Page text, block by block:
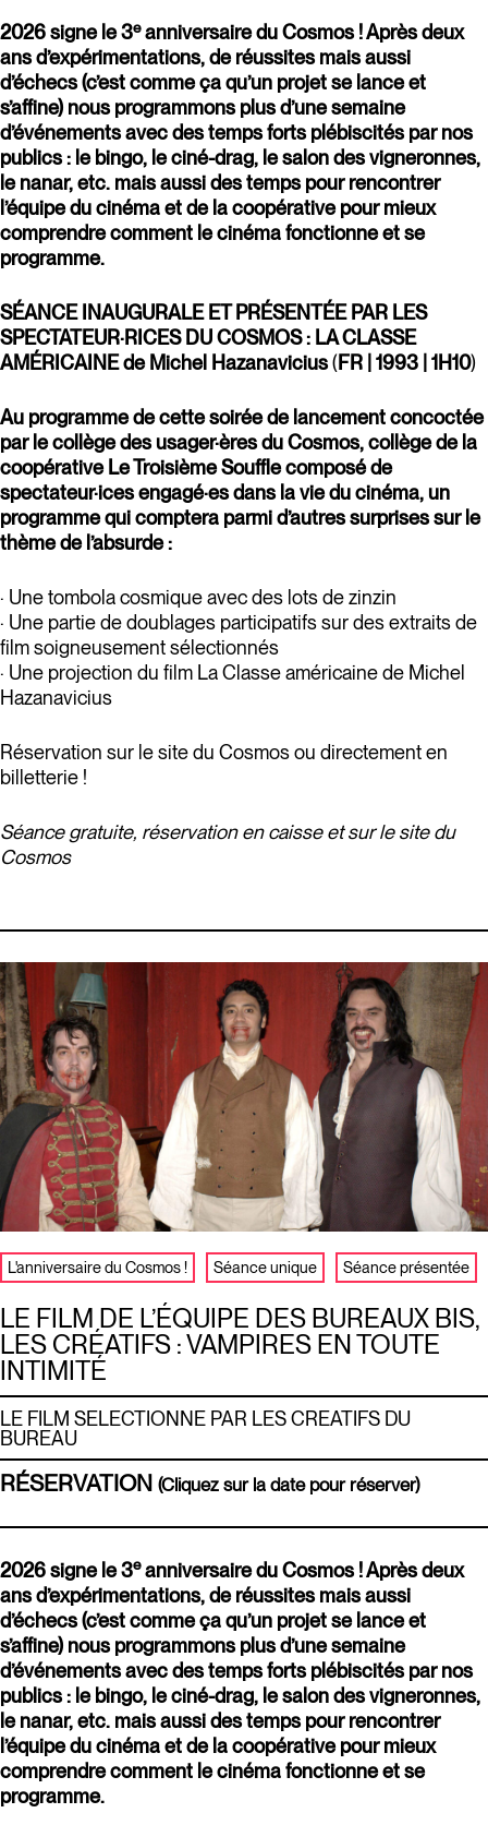
2026 signe le 3eanniversaire du Cosmos ! Après deux
ans d’expérimentations, de réussites mais aussi
d’échecs (c’est comme ça qu’un projet se lance et
s’affine) nous programmons plus d’une semaine
d’événements avec des temps forts plébiscités par nos
publics : le bingo, le ciné-drag, le salon des vigneronnes,
le nanar, etc. mais aussi des temps pour rencontrer
l’équipe du cinéma et de la coopérative pour mieux
comprendre comment le cinéma fonctionne et se
programme.
SÉANCE INAUGURALE ET PRÉSENTÉE PAR LES
SPECTATEUR·RICES DU COSMOS : LA CLASSE
AMÉRICAINEde Michel Hazanavicius( FR | 1993 | 1H10)
Au programme de cette soirée de lancement concoctée
par le collège des usager·ères du Cosmos, collège de la
coopérative Le Troisième Souffle composé de
spectateur·ices engagé·es dans la vie du cinéma, un
programme qui comptera parmi d’autres surprises sur le
thème de l’absurde :
· Une tombola cosmique avec des lots de zinzin
· Une partie de doublages participatifs sur des extraits de
film soigneusement sélectionnés
· Une projection du film La Classe américaine de Michel
Hazanavicius
Réservation sur le site du Cosmos ou directement en
billetterie !
Séance gratuite, réservation en caisse et sur le site du
Cosmos
LE FILM DE L’ÉQUIPE DES BUREAUX BIS,
LES CRÉATIFS : VAMPIRES EN TOUTE
INTIMITÉ
LE FILM SELECTIONNE PAR LES CREATIFS DU
BUREAU
L'anniversaire du Cosmos ! Séance unique Séance présentée
RÉSERVATION (Cliquez sur la date pour réserver)
2026 signe le 3eanniversaire du Cosmos ! Après deux
ans d’expérimentations, de réussites mais aussi
d’échecs (c’est comme ça qu’un projet se lance et
s’affine) nous programmons plus d’une semaine
d’événements avec des temps forts plébiscités par nos
publics : le bingo, le ciné-drag, le salon des vigneronnes,
le nanar, etc. mais aussi des temps pour rencontrer
l’équipe du cinéma et de la coopérative pour mieux
comprendre comment le cinéma fonctionne et se
programme.